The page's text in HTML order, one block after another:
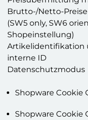
Brutto-/Netto-
(SW5 only, SW6
Shopeinstellung)
Artikelidentifikation
interne ID
Datenschutzmodus
Shopware Cookie
Shopware Cookie